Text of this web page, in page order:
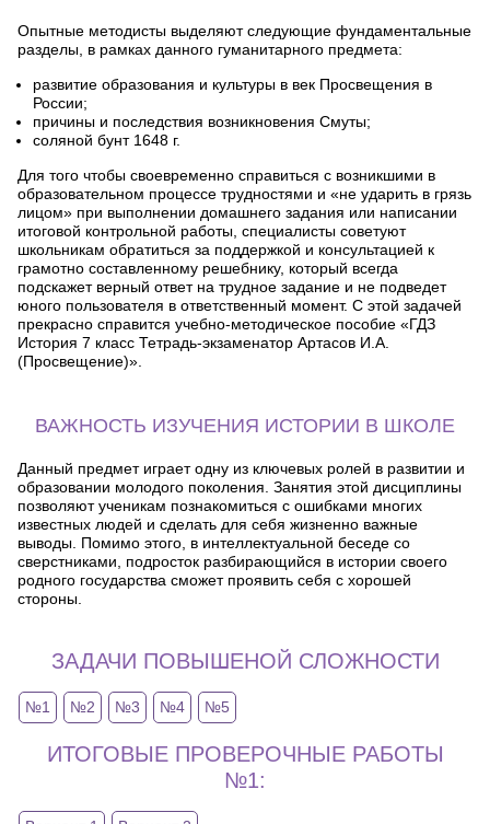
Опытные методисты выделяют следующие фундаментальные
разделы, в рамках данного гуманитарного предмета:
развитие образования и культуры в век Просвещения в
России;
причины и последствия возникновения Смуты;
соляной бунт 1648 г.
Для того чтобы своевременно справиться с возникшими в
образовательном процессе трудностями и «не ударить в грязь
лицом» при выполнении домашнего задания или написании
итоговой контрольной работы, специалисты советуют
школьникам обратиться за поддержкой и консультацией к
грамотно составленному решебнику, который всегда
подскажет верный ответ на трудное задание и не подведет
юного пользователя в ответственный момент. С этой задачей
прекрасно справится учебно-методическое пособие «ГДЗ
История 7 класс Тетрадь-экзаменатор Артасов И.А.
(Просвещение)».
ВАЖНОСТЬ ИЗУЧЕНИЯ ИСТОРИИ В ШКОЛЕ
Данный предмет играет одну из ключевых ролей в развитии и
образовании молодого поколения. Занятия этой дисциплины
позволяют ученикам познакомиться с ошибками многих
известных людей и сделать для себя жизненно важные
выводы. Помимо этого, в интеллектуальной беседе со
сверстниками, подросток разбирающийся в истории своего
родного государства сможет проявить себя с хорошей
стороны.
ЗАДАЧИ ПОВЫШЕНОЙ СЛОЖНОСТИ
№1 №2 №3 №4 №5
ИТОГОВЫЕ ПРОВЕРОЧНЫЕ РАБОТЫ
№1: